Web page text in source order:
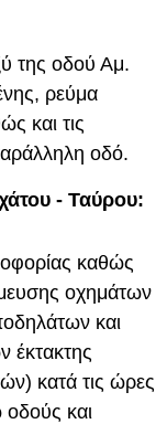
της οδού Αμ.
ρεύμα
και τις
οδό.
- Ταύρου:
καθώς
οχημάτων
και
έκτακτης
κατά τις ώρες
και